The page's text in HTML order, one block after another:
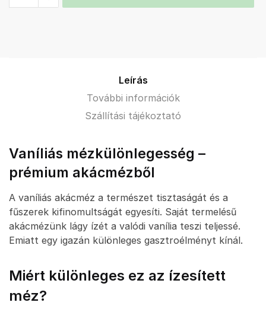
különlegesség
Leírás
További információk
Szállítási tájékoztató
Vaníliás mézkülönlegesség –
prémium akácmézből
A vaníliás akácméz a természet tisztaságát és a
fűszerek kifinomultságát egyesíti. Saját termelésű
akácmézünk lágy ízét a valódi vanília teszi teljessé.
Emiatt egy igazán különleges gasztroélményt kínál.
Miért különleges ez az ízesített
méz?